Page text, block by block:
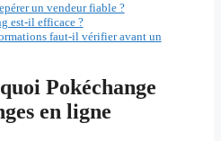
un vendeur fiable ?
est-il efficace ?
faut-il vérifier avant un
Pokéchange
en ligne